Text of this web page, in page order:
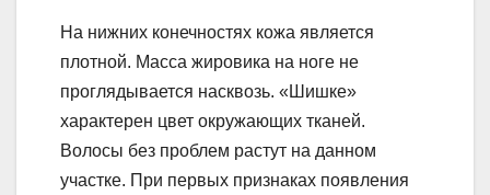
На нижних конечностях кожа является
плотной. Масса жировика на ноге не
проглядывается насквозь. «Шишке»
характерен цвет окружающих тканей.
Волосы без проблем растут на данном
участке. При первых признаках появления